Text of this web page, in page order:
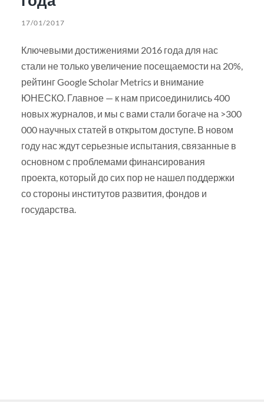
17/01/2017
Ключевыми достижениями 2016 года для нас
стали не только увеличение посещаемости на 20%,
рейтинг Google Scholar Metrics и внимание
ЮНЕСКО. Главное — к нам присоединились 400
новых журналов, и мы с вами стали богаче на >300
000 научных статей в открытом доступе. В новом
году нас ждут серьезные испытания, связанные в
основном с проблемами финансирования
проекта, который до сих пор не нашел поддержки
со стороны институтов развития, фондов и
государства.